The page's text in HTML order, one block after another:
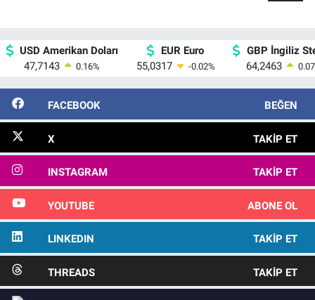
USD Amerikan Doları
47,7143
0.16%
EUR Euro
55,0317
-0.02%
GBP İngiliz
64,2463
0.07
FACEBOOK BEĞEN
X TAKIP ET
INSTAGRAM TAKIP ET
YOUTUBE ABONE OL
LINKEDIN TAKIP ET
THREADS TAKIP ET